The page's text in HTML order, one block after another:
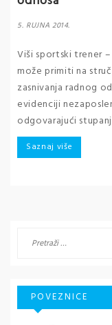
5. RUJNA 2014.
Viši sportski trener
može primiti na
zasnivanja radnog
evidenciji
odgovarajući
Saznaj više
POVEZNICE